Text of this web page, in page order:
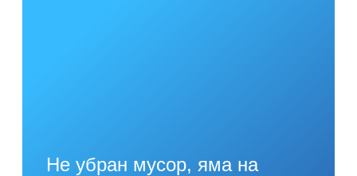
Не убран мусор, яма на